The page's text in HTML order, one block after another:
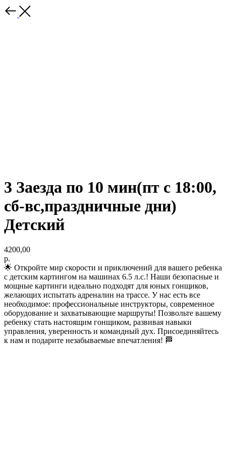
3 Заезда по 10 мин(пт с 18:00,
сб-вс,праздничные дни)
Детский
4200,00
р.
🌟 Откройте мир скорости и приключений для вашего ребенка
с детским картингом на машинах 6.5 л.с.! Наши безопасные и
мощные картинги идеально подходят для юных гонщиков,
желающих испытать адреналин на трассе. У нас есть все
необходимое: профессиональные инструкторы, современное
оборудование и захватывающие маршруты! Позвольте вашему
ребенку стать настоящим гонщиком, развивая навыки
управления, уверенность и командный дух. Присоединяйтесь
к нам и подарите незабываемые впечатления! 🏁